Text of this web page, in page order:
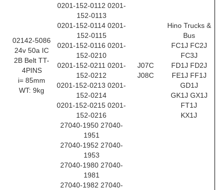
02142-5086
24v 50a IC
2B Belt TT-
4PINS
i= 85mm
WT: 9kg
0201-152-0112 0201-
152-0113
0201-152-0114 0201-
152-0115
0201-152-0116 0201-
152-0210
0201-152-0211 0201-
152-0212
0201-152-0213 0201-
152-0214
0201-152-0215 0201-
152-0216
27040-1950 27040-
1951
27040-1952 27040-
1953
27040-1980 27040-
1981
27040-1982 27040-
J07C
J08C
Hino Trucks &
Bus
FC1J FC2J
FC3J
FD1J FD2J
FE1J FF1J
GD1J
GK1J GX1J
FT1J
KX1J